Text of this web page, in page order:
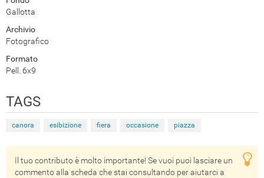
Gallotta
Archivio
Fotografico
Formato
Pell. 6x9
TAGS
canora esibizione fiera occasione piazza
Il tuo contributo è molto importante! Se vuoi puoi lasciare un
commento alla scheda che stai consultando per aiutarci a